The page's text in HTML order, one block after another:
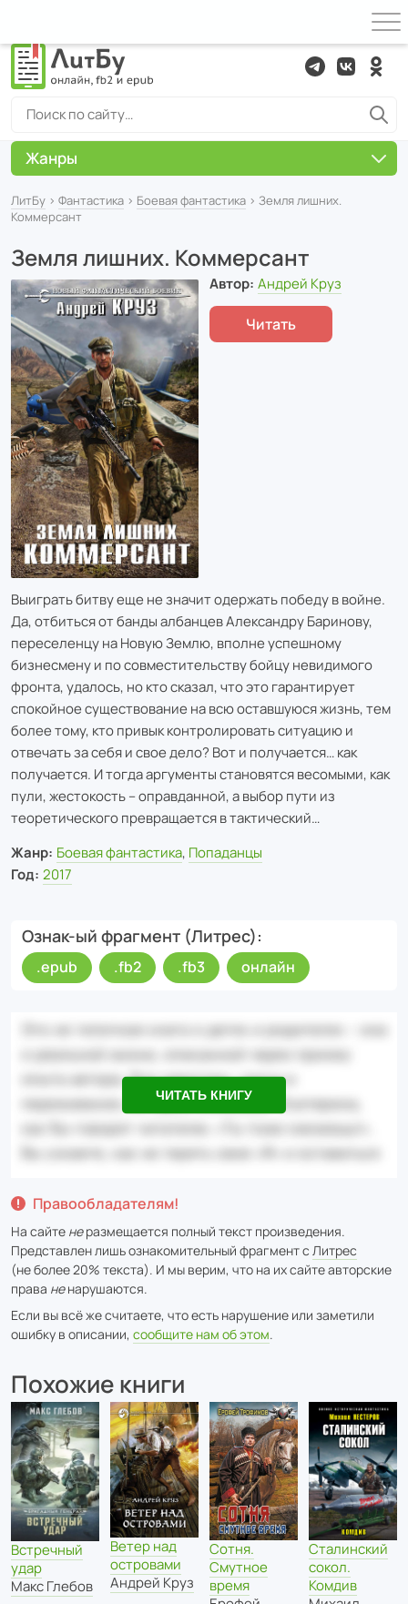
ЛитБу › Фантастика › Боевая фантастика › Земля лишних.
Коммерсант
Земля лишних. Коммерсант
Автор: Андрей Круз
Читать
Выиграть битву еще не значит одержать победу в войне.
Да, отбиться от банды албанцев Александру Баринову,
переселенцу на Новую Землю, вполне успешному
бизнесмену и по совместительству бойцу невидимого
фронта, удалось, но кто сказал, что это гарантирует
спокойное существование на всю оставшуюся жизнь, тем
более тому, кто привык контролировать ситуацию и
отвечать за себя и свое дело? Вот и получается… как
получается. И тогда аргументы становятся весомыми, как
пули, жестокость – оправданной, а выбор пути из
теоретического превращается в тактический…
Жанр: Боевая фантастика, Попаданцы
Год: 2017
Ознак-ый фрагмент (Литрес)
.epub .fb2 .fb3 онлайн
ЧИТАТЬ КНИГУ
Правообладателям!
На сайте неразмещается полный текст произведения.
Представлен лишь ознакомительный фрагмент с Литрес
(не более 20% текста). И мы верим, что на их сайте авторские
права ненарушаются.
Если вы всё же считаете, что есть нарушение или заметили
ошибку в описании, сообщите нам об этом.
Похожие книги
Встречный
удар
Макс Глебов
Ветер над
островами
Андрей Круз
Сотня.
Смутное
время
Сталинский
сокол.
Комдив
Жанры